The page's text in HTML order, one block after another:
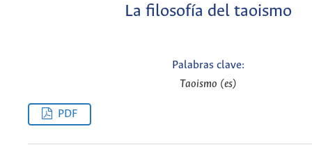
La filosofía del taoismo
Palabras clave:
Taoismo (es)
PDF